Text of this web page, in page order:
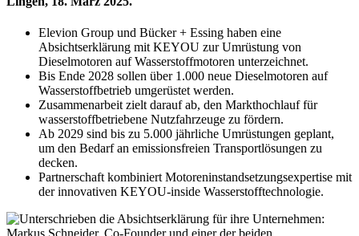
Elevion Group und Bücker + Essing haben eine
Absichtserklärung mit KEYOU zur Umrüstung von
Dieselmotoren auf Wasserstoffmotoren unterzeichnet.
Bis Ende 2028 sollen über 1.000 neue Dieselmotoren auf
Wasserstoffbetrieb umgerüstet werden.
Zusammenarbeit zielt darauf ab, den Markthochlauf für
wasserstoffbetriebene Nutzfahrzeuge zu fördern.
Ab 2029 sind bis zu 5.000 jährliche Umrüstungen geplant,
um den Bedarf an emissionsfreien Transportlösungen zu
decken.
Partnerschaft kombiniert Motoreninstandsetzungsexpertise mit
der innovativen KEYOU-inside Wasserstofftechnologie.